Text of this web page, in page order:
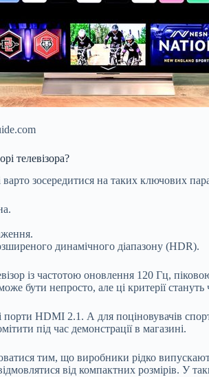
телевізора?
варто зосередитися на таких ключових
динамічного діапазону (HDR).
із частотою оновлення 120 Гц,
бути непросто, але ці критерії
порти HDMI 2.1. А для поціновувачів
під час демонстрації в магазині.
тим, що виробники рідко
від компактних розмірів. У